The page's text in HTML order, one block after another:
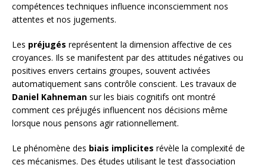
compétences techniques influence inconsciemment nos
attentes et nos jugements.
Les préjugés représentent la dimension affective de ces
croyances. Ils se manifestent par des attitudes négatives ou
positives envers certains groupes, souvent activées
automatiquement sans contrôle conscient. Les travaux de
Daniel Kahneman sur les biais cognitifs ont montré
comment ces préjugés influencent nos décisions même
lorsque nous pensons agir rationnellement.
Le phénomène des biais implicites révèle la complexité de
ces mécanismes. Des études utilisant le test d’association